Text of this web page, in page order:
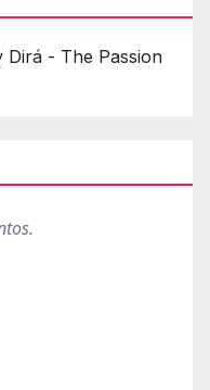
Dirá - The Passion